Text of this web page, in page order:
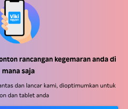
rancangan kegemaran anda di
mana saja
dan lancar kami, dioptimumkan untuk
dan tablet anda